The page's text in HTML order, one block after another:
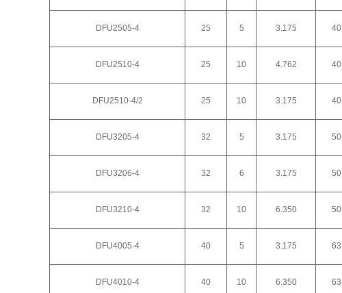
DFU2505-4 25 5 3.175 40
DFU2510-4 25 10 4.762 40
DFU2510-4/2 25 10 3.175 40
DFU3205-4 32 5 3.175 50
DFU3206-4 32 6 3.175 50
DFU3210-4 32 10 6.350 50
DFU4005-4 40 5 3.175 63
DFU4010-4 40 10 6.350 63